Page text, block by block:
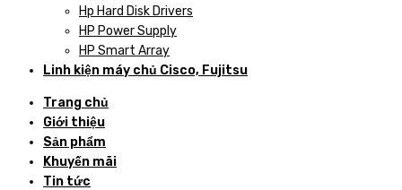
Hp Hard Disk Drivers
HP Power Supply
HP Smart Array
Linh kiện máy chủ Cisco, Fujitsu
Trang chủ
Giới thiệu
Sản phẩm
Khuyến mãi
Tin tức